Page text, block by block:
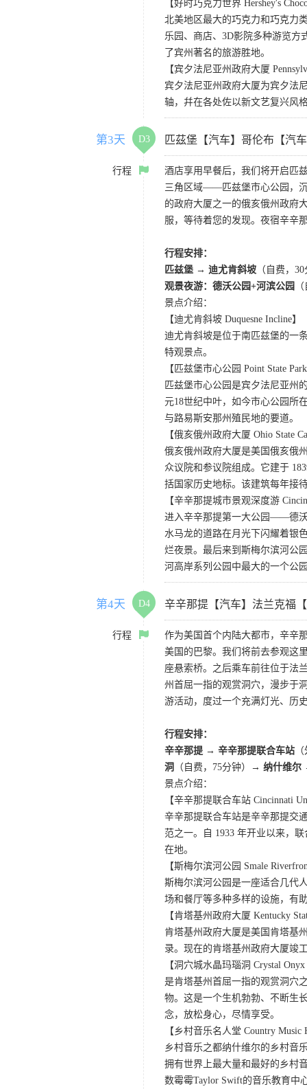
【好时巧克力世界 Hershey's
北美地区最大的巧克力和巧克力
乐园、商店、3D影院多种游览方
了宾州著名的旅游胜地。
【宾夕法尼亚州政府大厦
宾夕法尼亚州政府大厦为宾夕法
轴，幷在各处佐以新文艺复兴风
第3天 D3 匹茲堡【汽车】哥伦布【汽
行程
酒店享用早餐后，我们将开启匹
三角区域——匹兹堡市心公园，
的政府大厦之一的俄亥俄州政府
服，等待着您的发现。夜宿辛辛
行程安排：
匹兹堡 → 迪尤肯斜坡 （自费，
观景夜游：德沃公园+河滨公园
景点介绍：
【迪尤肯斜坡 Duquesne Incline】
迪尤肯斜坡是位于南匹兹堡的一
特观景点。
【匹兹堡市心公园 Point State
匹兹堡市心公园是宾夕法尼亚州
元18世纪中叶，如今市心公园所
与路易斯安那州殖民地的要道。
【俄亥俄州政府大厦 Ohio State
俄亥俄州政府大厦是美国俄亥俄
众议院和参议院组成。它建于
括国家历史地标。该建筑每年接
【辛辛那提城市景观深度游
进入辛辛那提第一大公园——德沃
水马龙的道路在月光下闪耀着银
烂夜景。最后来到斯梅尔滨河公
河高岸系列公园中最大的一个公
第4天 D4 辛辛那提【汽车】法兰克福
行程
作为美国首个内陆大都市，辛辛
美国的巴黎。我们将前去参观这
座悬索桥。之后乘车前往位于法
州首屈一指的观赏洞穴，漫步于
游活动，度过一个充满灯光、历
行程安排：
辛辛那提 → 辛辛那提联合车站
洞
（自费，75分钟）→ 纳什维尔
景点介绍：
【辛辛那提联合车站 Cincinnati
辛辛那提联合车站是辛辛那提交
范之一。自 1933 年开业以来，
在地。
【斯梅尔滨河公园 Smale
斯梅尔滨河公园是一座适合几代
场和餐厅等多种多样的设施，有
【肯塔基州政府大厦 Kentucky
肯塔基州政府大厦是美国肯塔基
录。现在的肯塔基州政府大厦竣
【洞穴城水晶玛瑙洞 Crystal
是肯塔基州首屈一指的观赏洞穴
物。这是一个生机勃勃、不断生
念，放松身心，尽情享受。
【乡村音乐名人堂 Country Music
乡村音乐之都纳什维尔的乡村音
拥有世界上最大量和最好的乡村
数霉霉Taylor Swift的音乐教育中